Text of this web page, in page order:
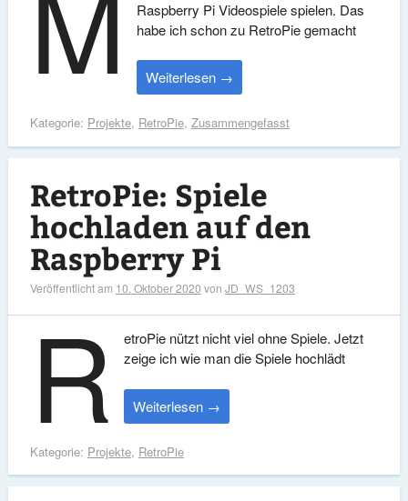
Raspberry Pi Videospiele spielen. Das
habe ich schon zu RetroPie gemacht
Weiterlesen →
Kategorie: Projekte, RetroPie, Zusammengefasst
RetroPie: Spiele
hochladen auf den
Raspberry Pi
Veröffentlicht am 10. Oktober 2020 von JD_WS_1203
R etroPie nützt nicht viel ohne Spiele. Jetzt
zeige ich wie man die Spiele hochlädt
Weiterlesen →
Kategorie: Projekte, RetroPie